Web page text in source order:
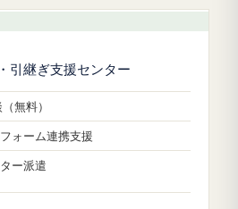
引継ぎ支援センター
無料）
ォーム連携支援
ー派遣